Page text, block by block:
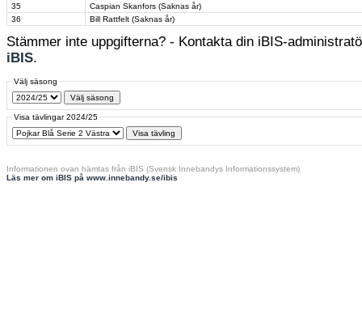
35
Caspian Skanfors (Saknas år)
36
Bill Rattfelt (Saknas år)
Stämmer inte uppgifterna? - Kontakta din iBIS-
iBIS.
Välj säsong
Visa tävlingar 2024/25
Informationen ovan hämtas från iBIS (Svensk Innebandys Informationssystem)
Läs mer om iBIS på www.innebandy.se/ibis